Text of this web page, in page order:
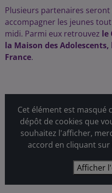
Plusieurs partenaires
accompagner les jeunes
midi. Parmi eux retrouvez le
la Maison des Adolescents,
France.
Cet élément est masqué
dépôt de cookies que
souhaitez l'afficher,
accord en cliquant
Afficher